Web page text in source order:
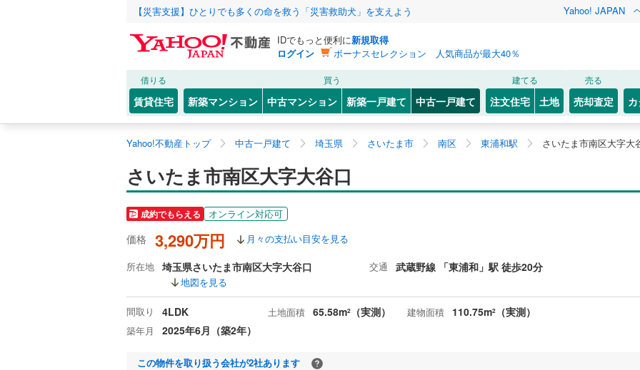
【災害支援】ひとりでも多くの命を救う「災害救助犬」を支えよう Yahoo! JAPAN
IDでもっと便利に新規取得
ログイン
ボーナスセレクション 人気商品が最大40％
借りる
賃貸住宅
買う
新築マンション 中古マンション 新築一戸建て 中古一戸建て
建てる
注文住宅 土地
売る
売却査定
Yahoo!不動産トップ 中古一戸建て 埼玉県 さいたま市 南区 東浦和駅 さいたま市南区大字大
さいたま市南区大字大谷口
成約でもらえる オンライン対応可
価格 3,290万円 月々の支払い目安を見る
所在地 埼玉県さいたま市南区大字大谷口
地図を見る
交通 武蔵野線 「東浦和」駅 徒歩20分
間取り 4LDK 土地面積 65.58m2 （実測） 建物面積 110.75m2 （実測）
築年月 2025年6月（築2年）
この物件を取り扱う会社が2社あります